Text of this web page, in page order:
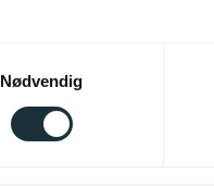
Nødvendig